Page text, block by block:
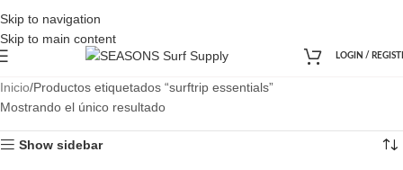
Skip to navigation
Skip to main content
LOGIN /
Inicio Productos etiquetados “surftrip essentials”
Mostrando el único resultado
Show sidebar